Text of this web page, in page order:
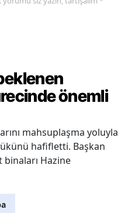
önemli
mahsuplaşma yoluyla
hafifletti. Başkan
binaları Hazine